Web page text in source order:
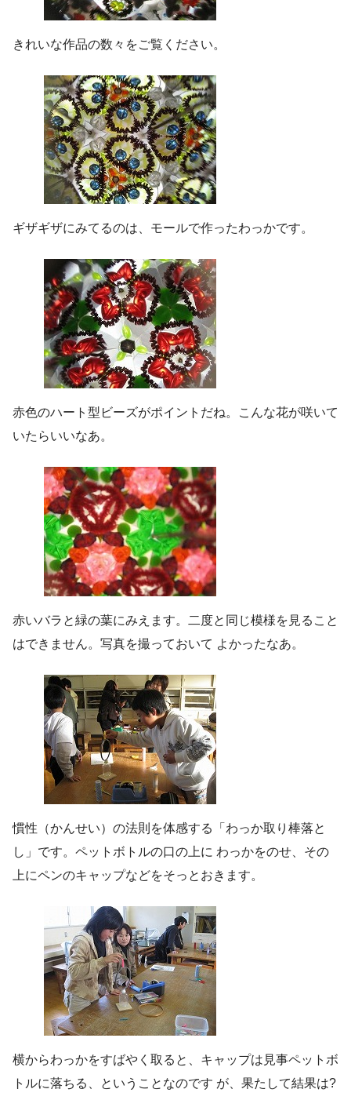
きれいな作品の数々をご覧ください。
ギザギザにみてるのは、モールで作ったわっかです。
赤色のハート型ビーズがポイントだね。こんな花が咲いて
いたらいいなあ。
赤いバラと緑の葉にみえます。二度と同じ模様を見ること
はできません。写真を撮っておいて よかったなあ。
慣性（かんせい）の法則を体感する「わっか取り棒落と
し」です。ペットボトルの口の上に わっかをのせ、その
上にペンのキャップなどをそっとおきます。
横からわっかをすばやく取ると、キャップは見事ペットボ
トルに落ちる、ということなのです が、果たして結果は?